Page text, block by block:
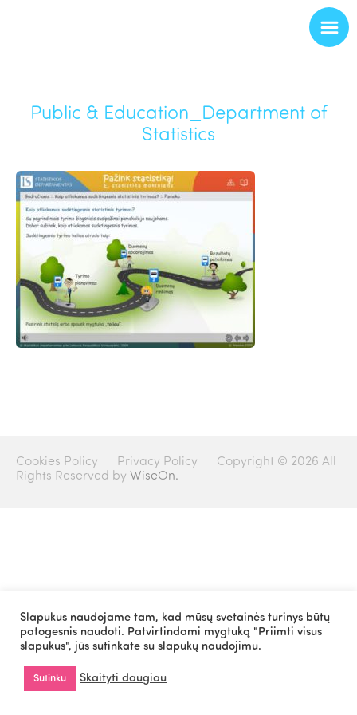
Public & Education_Department of
Statistics
Cookies Policy Privacy Policy
Copyright © 2026 All
Rights Reserved by WiseOn.
Slapukus naudojame tam, kad mūsų svetainės turinys būtų
patogesnis naudoti. Patvirtindami mygtuką "Priimti visus
slapukus", jūs sutinkate su slapukų naudojimu.
Sutinku Skaityti daugiau